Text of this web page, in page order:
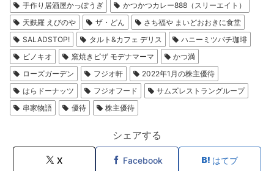
手作り居酒屋かっぽうぎ
かつかつカレー888（スリーエイト）
天麩羅 えびのや
ザ・どん
さち福や まいどおおきに食堂
SALADSTOP!
タルト&カフェ デリス
ハニーミツバチ珈琲
ピノキオ
窯焼きピザ モデナマーマ
かつ満
ローズガーデン
フジオ軒
2022年1月の株主優待
はらドーナッツ
フジオフード
サムズレストラングループ
串家物語
優待 株主優待
シェアする
X Facebook はてブ